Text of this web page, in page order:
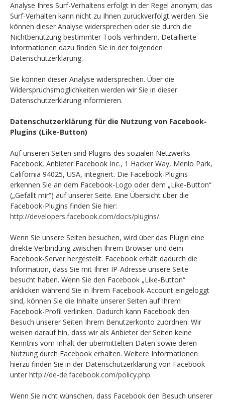
Analyse Ihres Surf-Verhaltens erfolgt in der Regel anonym; das
Surf-Verhalten kann nicht zu Ihnen zurückverfolgt werden. Sie
können dieser Analyse widersprechen oder sie durch die
Nichtbenutzung bestimmter Tools verhindern. Detaillierte
Informationen dazu finden Sie in der folgenden
Datenschutzerklärung.
Sie können dieser Analyse widersprechen. Über die
Widerspruchsmöglichkeiten werden wir Sie in dieser
Datenschutzerklärung informieren.
Datenschutzerklärung für die Nutzung von Facebook-
Plugins (Like-Button)
Auf unseren Seiten sind Plugins des sozialen Netzwerks
Facebook, Anbieter Facebook Inc., 1 Hacker Way, Menlo Park,
California 94025, USA, integriert. Die Facebook-Plugins
erkennen Sie an dem Facebook-Logo oder dem „Like-Button“
(„Gefällt mir“) auf unserer Seite. Eine Übersicht über die
Facebook-Plugins finden Sie hier:
http://developers.facebook.com/docs/plugins/.
Wenn Sie unsere Seiten besuchen, wird über das Plugin eine
direkte Verbindung zwischen Ihrem Browser und dem
Facebook-Server hergestellt. Facebook erhält dadurch die
Information, dass Sie mit Ihrer IP-Adresse unsere Seite
besucht haben. Wenn Sie den Facebook „Like-Button“
anklicken während Sie in Ihrem Facebook-Account eingeloggt
sind, können Sie die Inhalte unserer Seiten auf Ihrem
Facebook-Profil verlinken. Dadurch kann Facebook den
Besuch unserer Seiten Ihrem Benutzerkonto zuordnen. Wir
weisen darauf hin, dass wir als Anbieter der Seiten keine
Kenntnis vom Inhalt der übermittelten Daten sowie deren
Nutzung durch Facebook erhalten. Weitere Informationen
hierzu finden Sie in der Datenschutzerklärung von Facebook
unter http://de-de.facebook.com/policy.php.
Wenn Sie nicht wünschen, dass Facebook den Besuch unserer